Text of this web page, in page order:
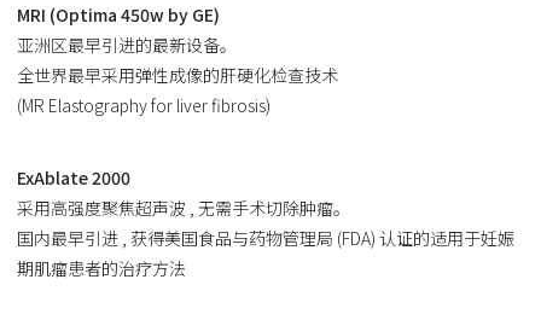
MRI (Optima 450w by GE)
亚洲区最早引进的最新设备。
全世界最早采用弹性成像的肝硬化检查技术
(MR Elastography for liver fibrosis)
ExAblate 2000
采用高强度聚焦超声波 , 无需手术切除肿瘤。
国内最早引进 , 获得美国食品与药物管理局 (FDA) 认证的适用于妊娠
期肌瘤患者的治疗方法